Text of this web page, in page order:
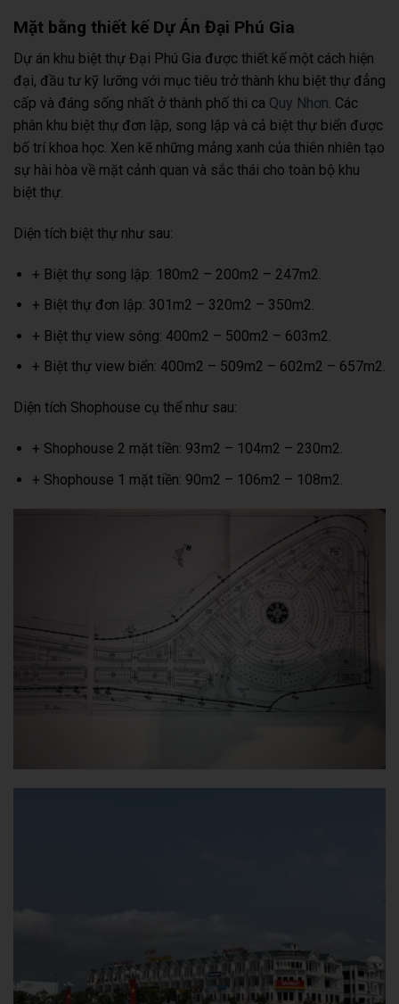
Mặt bằng thiết kế Dự Án Đại Phú Gia
Dự án khu biệt thự Đại Phú Gia được thiết kế một cách hiện
đại, đầu tư kỹ lưỡng với mục tiêu trở thành khu biệt thự đẳng
cấp và đáng sống nhất ở thành phố thi ca Quy Nhơn. Các
phân khu biệt thự đơn lập, song lập và cả biệt thự biển được
bố trí khoa học. Xen kẽ những mảng xanh của thiên nhiên tạo
sự hài hòa về mặt cảnh quan và sắc thái cho toàn bộ khu
biệt thự.
Diện tích biệt thự như sau:
+ Biệt thự song lập: 180m2 – 200m2 – 247m2.
+ Biệt thự đơn lập: 301m2 – 320m2 – 350m2.
+ Biệt thự view sông: 400m2 – 500m2 – 603m2.
+ Biệt thự view biển: 400m2 – 509m2 – 602m2 – 657m2.
Diện tích Shophouse cụ thể như sau:
+ Shophouse 2 mặt tiền: 93m2 – 104m2 – 230m2.
+ Shophouse 1 mặt tiền: 90m2 – 106m2 – 108m2.